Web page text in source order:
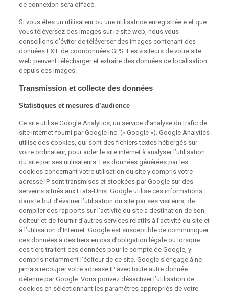
de connexion sera effacé.
Si vous êtes un utilisateur ou une utilisatrice enregistrée·e et que
vous téléversez des images sur le site web, nous vous
conseillons d’éviter de téléverser des images contenant des
données EXIF de coordonnées GPS. Les visiteurs de votre site
web peuvent télécharger et extraire des données de localisation
depuis ces images.
Transmission et collecte des données
Statistiques et mesures d’audience
Ce site utilise Google Analytics, un service d’analyse du trafic de
site internet fourni par Google Inc. (« Google »). Google Analytics
utilise des cookies, qui sont des fichiers textes hébergés sur
votre ordinateur, pour aider le site internet à analyser l’utilisation
du site par ses utilisateurs. Les données générées par les
cookies concernant votre utilisation du site y compris votre
adresse IP sont transmises et stockées par Google sur des
serveurs situés aux Etats-Unis. Google utilise ces informations
dans le but d’évaluer l’utilisation du site par ses visiteurs, de
compiler des rapports sur l’activité du site à destination de son
éditeur et de fournir d’autres services relatifs à l’activité du site et
à l’utilisation d’Internet. Google est susceptible de communiquer
ces données à des tiers en cas d’obligation légale ou lorsque
ces tiers traitent ces données pour le compte de Google, y
compris notamment l’éditeur de ce site. Google s’engage à ne
jamais recouper votre adresse IP avec toute autre donnée
détenue par Google. Vous pouvez désactiver l’utilisation de
cookies en sélectionnant les paramètres appropriés de votre